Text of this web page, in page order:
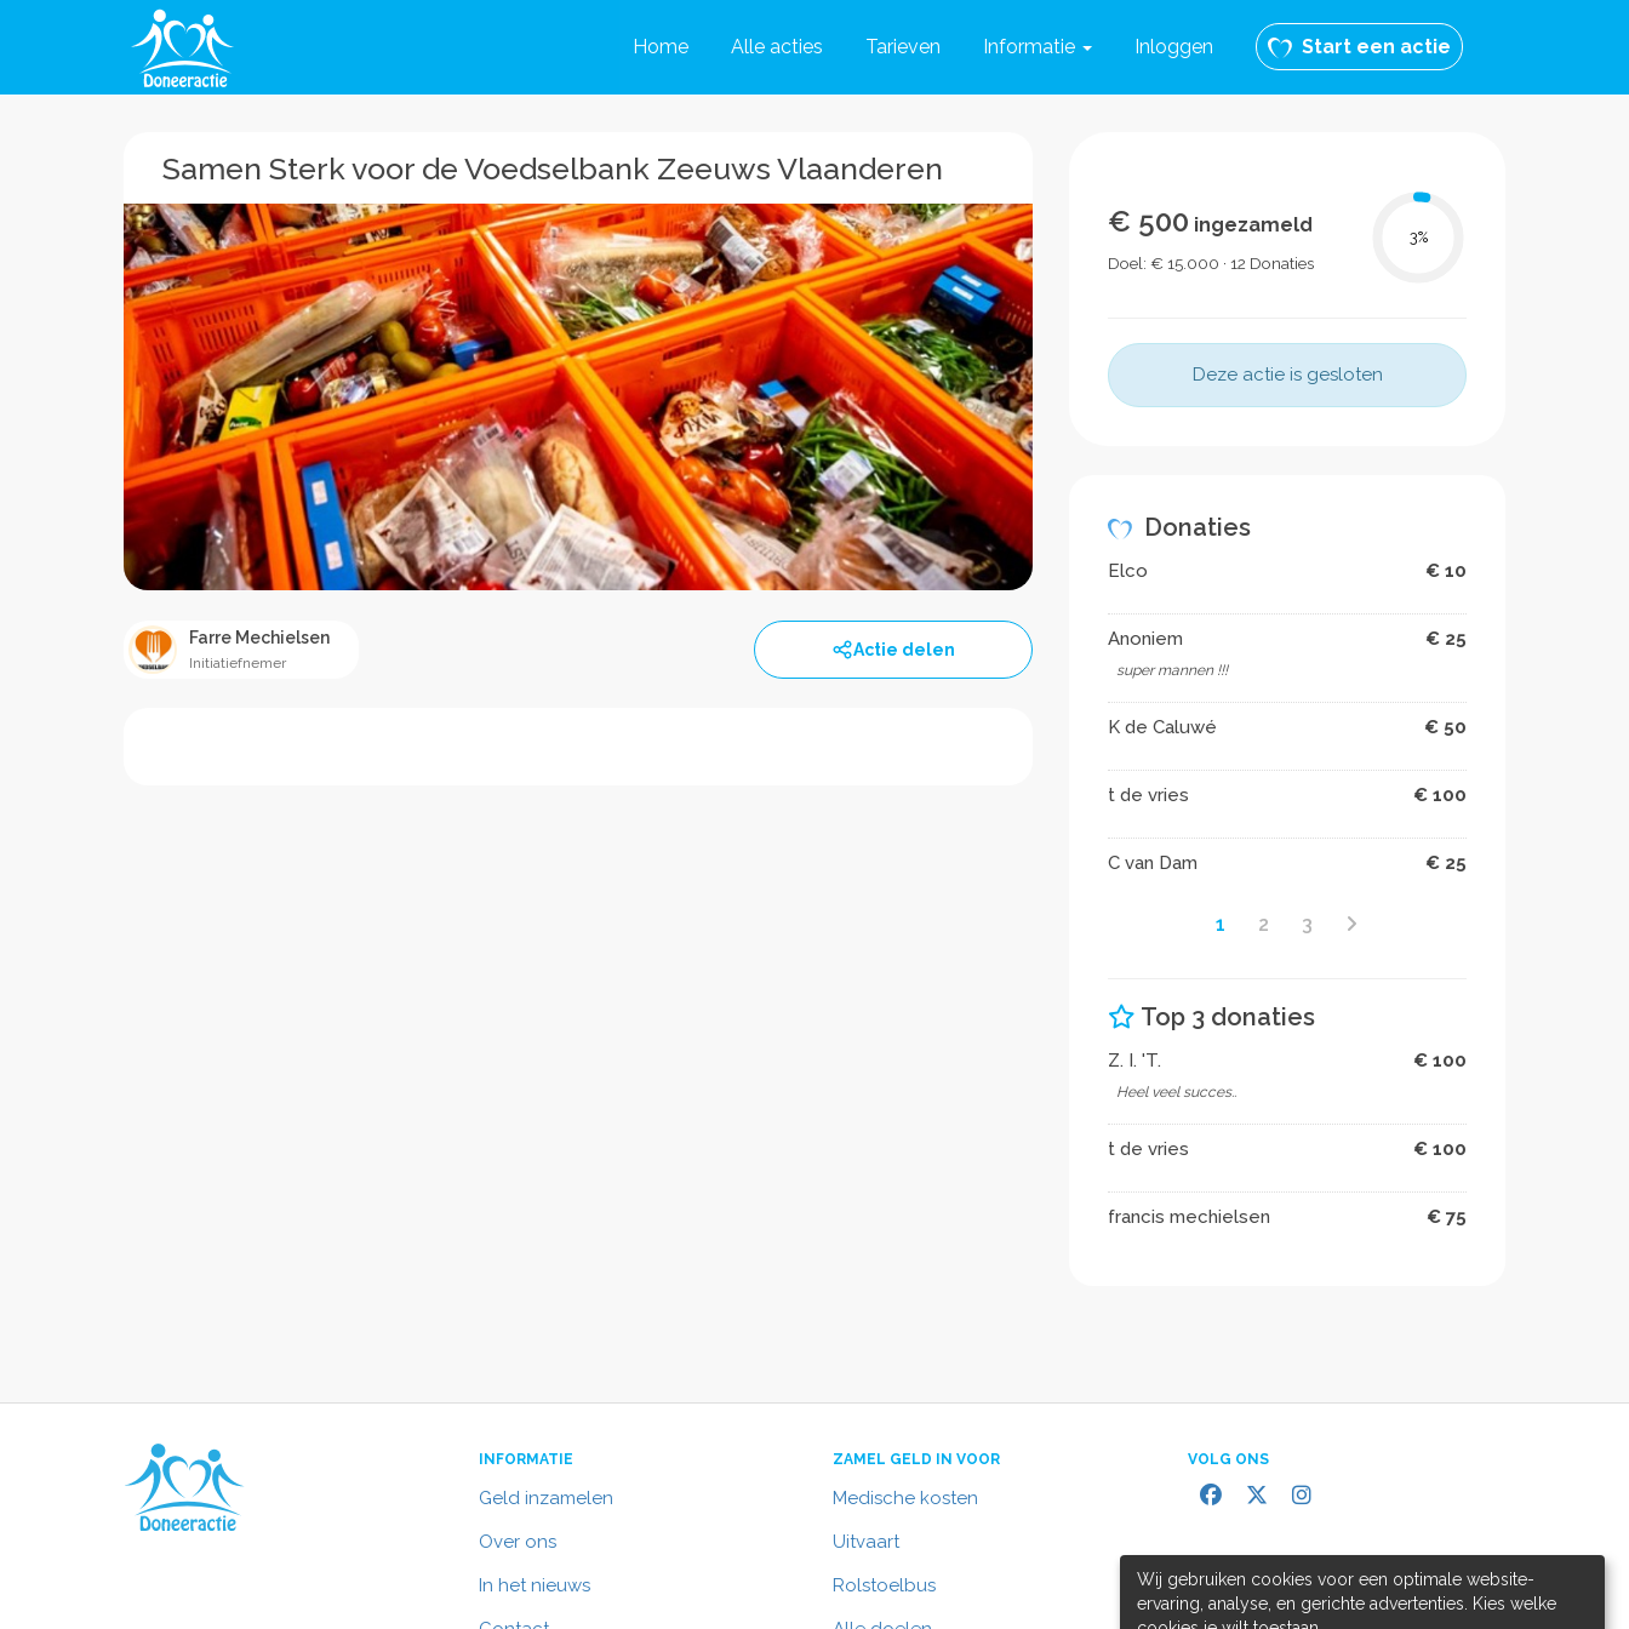
Home Alle acties Tarieven Informatie Inloggen Start een actie
Samen Sterk voor de Voedselbank Zeeuws Vlaanderen
Farre Mechielsen
Initiatiefnemer
Actie delen
€ 500 ingezameld
Doel: € 15.000 · 12 Donaties
3%
Deze actie is gesloten
Donaties
Elco € 10
Anoniem € 25
super mannen !!!
K de Caluwé € 50
t de vries € 100
C van Dam € 25
1 2 3
Top 3 donaties
Z. I. 'T. € 100
Heel veel succes..
t de vries € 100
francis mechielsen € 75
INFORMATIE
Geld inzamelen
Over ons
In het nieuws
ZAMEL GELD IN VOOR
Medische kosten
Uitvaart
Rolstoelbus
VOLG ONS
Wij gebruiken cookies voor een optimale website-
ervaring, analyse, en gerichte advertenties. Kies welke